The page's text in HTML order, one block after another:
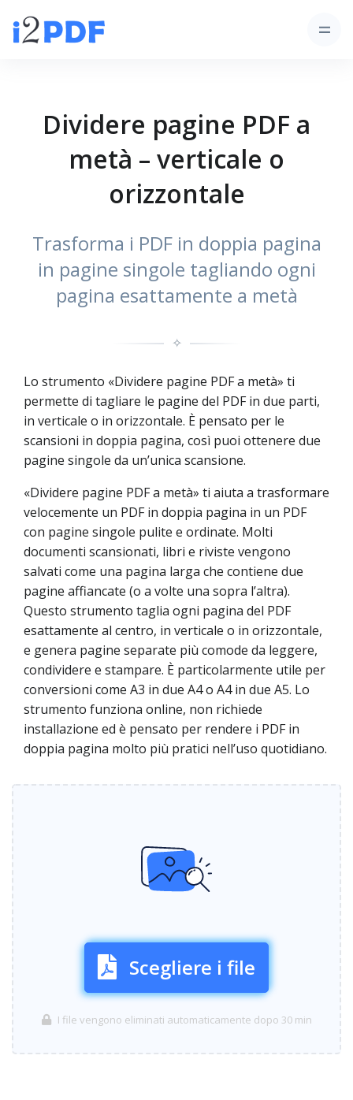
Dividere pagine PDF a
metà – verticale o
orizzontale
Trasforma i PDF in doppia pagina
in pagine singole tagliando ogni
pagina esattamente a metà
✧
Lo strumento «Dividere pagine PDF a metà» ti
permette di tagliare le pagine del PDF in due parti,
in verticale o in orizzontale. È pensato per le
scansioni in doppia pagina, così puoi ottenere due
pagine singole da un’unica scansione.
«Dividere pagine PDF a metà» ti aiuta a trasformare
velocemente un PDF in doppia pagina in un PDF
con pagine singole pulite e ordinate. Molti
documenti scansionati, libri e riviste vengono
salvati come una pagina larga che contiene due
pagine affiancate (o a volte una sopra l’altra).
Questo strumento taglia ogni pagina del PDF
esattamente al centro, in verticale o in orizzontale,
e genera pagine separate più comode da leggere,
condividere e stampare. È particolarmente utile per
conversioni come A3 in due A4 o A4 in due A5. Lo
strumento funziona online, non richiede
installazione ed è pensato per rendere i PDF in
doppia pagina molto più pratici nell’uso quotidiano.
Scegliere i file
I file vengono eliminati automaticamente dopo 30 min